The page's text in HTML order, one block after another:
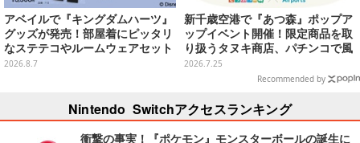
アベイルで『キングダムハーツ』
グッズが発売！部屋着にピッタリ
なステテコやルームウェアセット
2026.8.7
新千歳空港で『あつ森』ポップア
ップイベント開催！限定商品を取
り扱うタヌキ商店、パチンコで風
船を狙う体験ゲームなど
2026.7.25
Recommended by
Nintendo Switchアクセスランキング
衝撃の事実！『ポケモン』モンスターボールの誕生に